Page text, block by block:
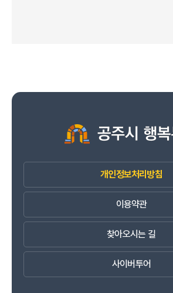
개인정보처리방침
이용약관
찾아오시는 길
사이버투어